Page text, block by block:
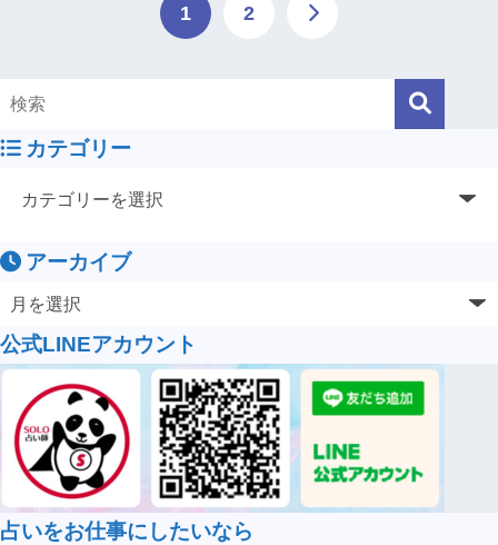
1 2
カテゴリー
アーカイブ
公式LINEアカウント
占いをお仕事にしたいなら